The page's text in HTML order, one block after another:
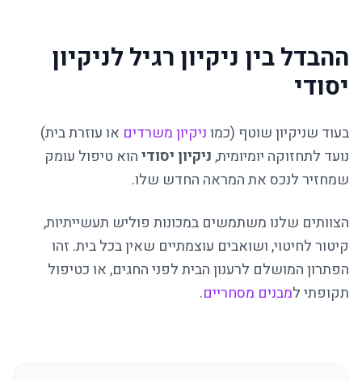
ההבדל בין ניקיון רגיל לניקיון
יסודי
בעוד שניקיון שוטף (כמוניקיון משרדים או עוזרת בית)
נועד לתחזוקה יומיומית,ניקיון יסודיהוא טיפול עומק
שמחזיר לנכס את המראה החדש שלו.
הצוותים שלנו משתמשים במכונות פוליש תעשייתיות,
קיטור לחיטוי, ושואבים עוצמתיים שאין בכל בית. זהו
הפתרון המושלם לרענון הבית לפני החגים, או כטיפול
תקופתי למבנים מסחריים.